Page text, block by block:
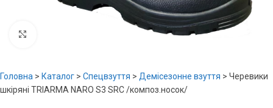
Головна > Каталог > Спецвзуття > Демісезонне взуття > Черевики
шкіряні TRIARMA NARO S3 SRC /композ.носок/